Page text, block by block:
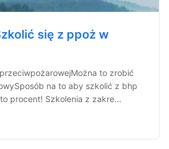
się z ppoż w
to zrobić
na to aby szkolić z bhp
procent! Szkolenia z zakre...